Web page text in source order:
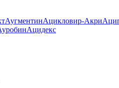
АугментинАцикловир-Акри
Ацидекс